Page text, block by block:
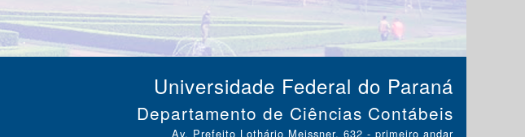
Universidade Federal do Paraná
Departamento de Ciências Contábeis
Av. Prefeito Lothário Meissner, 632 - primeiro andar